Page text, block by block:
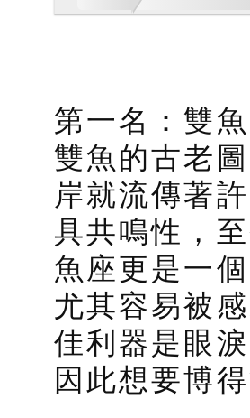
第一名：雙
雙魚的古老
岸就流傳著
具共鳴性，
魚座更是一
尤其容易被
佳利器是眼
因此想要博